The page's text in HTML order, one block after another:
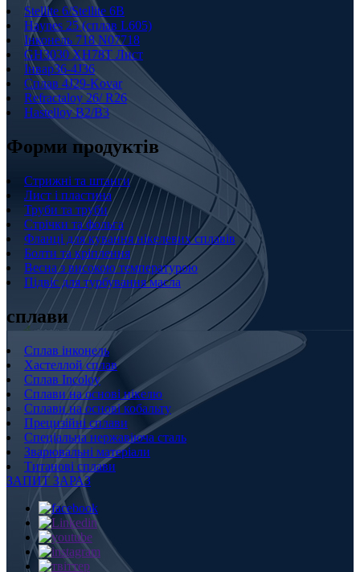
Stellite 6/Stellite 6B
Haynes 25 (сплав L605)
Інконель 718 N07718
GH3030 XH78T Лист
Інвар36-4J36
Сплав 4J29-Kovar
Refractaloy 26/ R26
Hastelloy B2/B3
Форми продуктів
Стрижні та штанги
Лист і пластина
Труби та труби
Стрічки та фольга
Фланці для кування нікелевих сплавів
Болти та кріплення
Весна з високою температурою
Підвіс для турбування масла
сплави
Сплав інконель
Хастеллой сплав
Сплав Incoloy
Сплави на основі нікелю
Сплави на основі кобальту
Прецизійні сплави
Спеціальна нержавіюча сталь
Зварювальні матеріали
Титанові сплави
ЗАПИТ ЗАРАЗ